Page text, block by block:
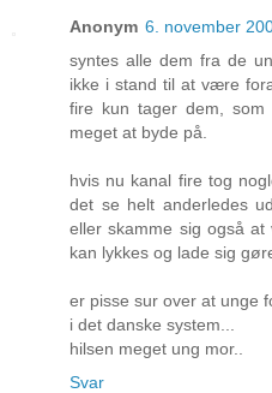
Anonym 6. november
syntes alle dem fra de
ikke i stand til at være
fire kun tager dem,
meget at byde på.
hvis nu kanal fire tog
det se helt anderledes
eller skamme sig også
kan lykkes og lade sig
er pisse sur over at unge
i det danske system...
hilsen meget ung mor..
Svar